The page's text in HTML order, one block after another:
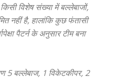
विशेष संख्या में बल्लेबाजों,
नहीं है, हालांकि कुछ फंतासी
पैटर्न के अनुसार टीम बना
5 बल्लेबाज, 1 विकेटकीपर, 2